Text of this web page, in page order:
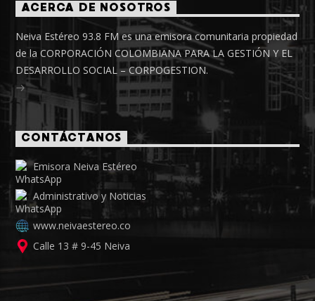
ACERCA DE NOSOTROS
Neiva Estéreo 93.8 FM es una emisora comunitaria propiedad
de la CORPORACIÓN COLOMBIANA PARA LA GESTIÓN Y EL
DESARROLLO SOCIAL – CORPOGESTION.
CONTÁCTANOS
Emisora Neiva Estéreo
Administrativo y Noticias
www.neivaestereo.co
Calle 13 # 9-45 Neiva